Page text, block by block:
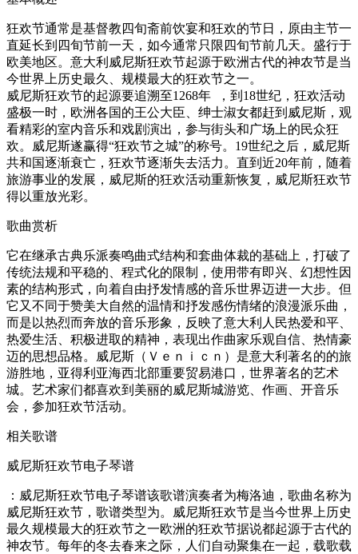
狂欢节通常是基督教四旬斋前饮宴和狂欢的节日，原由主节一
直延长到四旬节前一天，如今通常只限四旬节前几天。盛行于
欧美地区。意大利威尼斯狂欢节起源于欧洲古代的神农节是当
今世界上历史最久、规模最大的狂欢节之一。
威尼斯狂欢节的起源要追溯至1268年 ，到18世纪，狂欢活动
盛极一时，欧洲各国的王公大臣、绅士淑女都赶到威尼斯，观
看精彩的室内音乐和戏剧演出，参与街头和广场上的民众狂
欢。威尼斯遂赢得“狂欢节之城”的称号。19世纪之后，威尼斯
共和国逐渐衰亡，狂欢节逐渐失去活力。直到近20年前，随着
旅游事业的发展，威尼斯的狂欢活动重新恢复，威尼斯狂欢节
得以重放光彩。
歌曲赏析
它在继承古典乐派奏鸣曲式结构和套曲体裁的基础上，打破了
传统法规和平稳的、程式化的限制，使用带有即兴、幻想性因
素的结构形式，向着自由抒发情感的音乐世界迈进一大步。但
它又不同于赞美大自然的温情和抒发感伤情绪的浪漫派乐曲，
而是以热烈而奔放的音乐形象，反映了意大利人民热爱和平、
热爱生活、积极进取的精神，表现出作曲家乐观自信、热情豪
迈的思想品格。威尼斯（Ｖｅｎｉｃｎ）是意大利著名的的旅
游胜地，亚得利亚海西北部重要贸易港口，世界著名的艺术
城。艺术家们都喜欢到美丽的威尼斯城游览、作画、开音乐
会，参加狂欢节活动。
相关歌谱
威尼斯狂欢节电子琴谱
：威尼斯狂欢节电子琴谱该歌谱演奏者为梅洛迪，歌曲名称为
威尼斯狂欢节，歌谱类型为。威尼斯狂欢节是当今世界上历史
最久规模最大的狂欢节之一欧洲的狂欢节据说都起源于古代的
神农节。每年的冬去春来之际，人们自动聚集在一起，载歌载